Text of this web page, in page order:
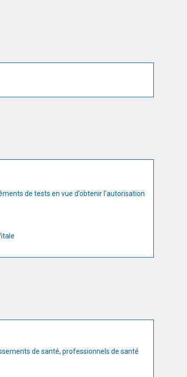
de tests en vue d’obtenir l’autorisation
de santé, professionnels de santé